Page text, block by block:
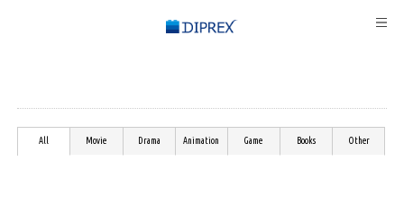
All Movie Drama Animation Game Books Other